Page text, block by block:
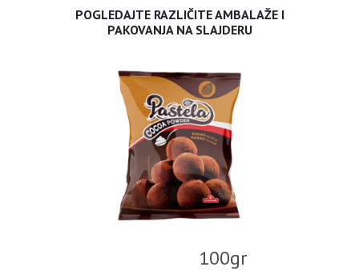
POGLEDAJTE RAZLIČITE AMBALAŽE I
PAKOVANJA NA SLAJDERU
100gr